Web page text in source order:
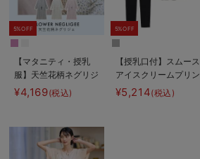
5%OFF
【マタニティ・授乳
服】天竺花柄ネグリジ
ェ
¥4,169(税込)
5%OFF
【授乳口付】スムース
アイスクリームプリン
ト×無地パンツ2WAY
パジャマ
¥5,214(税込)